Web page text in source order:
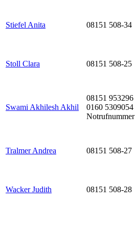
Stiefel Anita 08151 508-34
Stoll Clara 08151 508-25
Swami Akhilesh Akhil
08151 953296
0160 5309054
Notrufnummer
Tralmer Andrea 08151 508-27
Wacker Judith 08151 508-28